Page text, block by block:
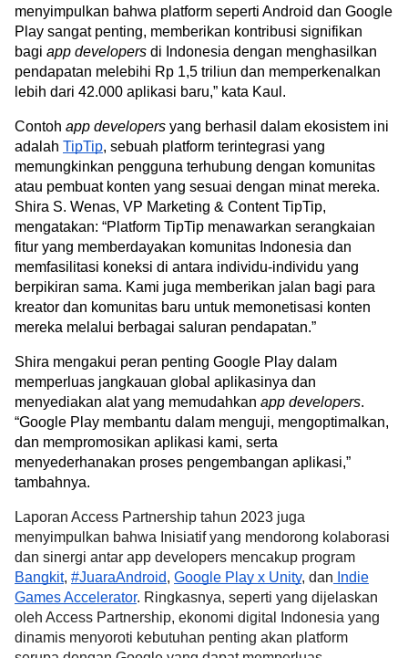
menyimpulkan bahwa platform seperti Android dan Google
Play sangat penting, memberikan kontribusi signifikan
bagi app developers di Indonesia dengan menghasilkan
pendapatan melebihi Rp 1,5 triliun dan memperkenalkan
lebih dari 42.000 aplikasi baru,” kata Kaul.
Contoh app developers yang berhasil dalam ekosistem ini
adalah TipTip, sebuah platform terintegrasi yang
memungkinkan pengguna terhubung dengan komunitas
atau pembuat konten yang sesuai dengan minat mereka.
Shira S. Wenas, VP Marketing & Content TipTip,
mengatakan: “Platform TipTip menawarkan serangkaian
fitur yang memberdayakan komunitas Indonesia dan
memfasilitasi koneksi di antara individu-individu yang
berpikiran sama. Kami juga memberikan jalan bagi para
kreator dan komunitas baru untuk memonetisasi konten
mereka melalui berbagai saluran pendapatan.”
Shira mengakui peran penting Google Play dalam
memperluas jangkauan global aplikasinya dan
menyediakan alat yang memudahkan app developers.
“Google Play membantu dalam menguji, mengoptimalkan,
dan mempromosikan aplikasi kami, serta
menyederhanakan proses pengembangan aplikasi,”
tambahnya.
Laporan Access Partnership tahun 2023 juga
menyimpulkan bahwa Inisiatif yang mendorong kolaborasi
dan sinergi antar app developers mencakup program
Bangkit, #JuaraAndroid, Google Play x Unity, dan Indie
Games Accelerator. Ringkasnya, seperti yang dijelaskan
oleh Access Partnership, ekonomi digital Indonesia yang
dinamis menyoroti kebutuhan penting akan platform